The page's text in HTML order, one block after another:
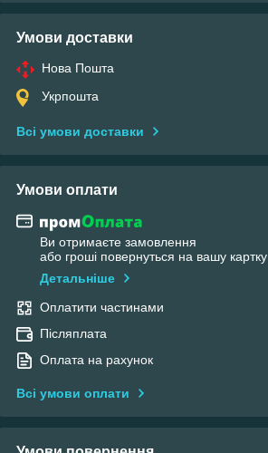
Умови доставки
Нова Пошта
Укрпошта
Всі умови доставки
Умови оплати
Ви отримаєте замовлення
або гроші повернуться на вашу картку
Детальніше
Оплатити частинами
Післяплата
Оплата на рахунок
Всі умови оплати